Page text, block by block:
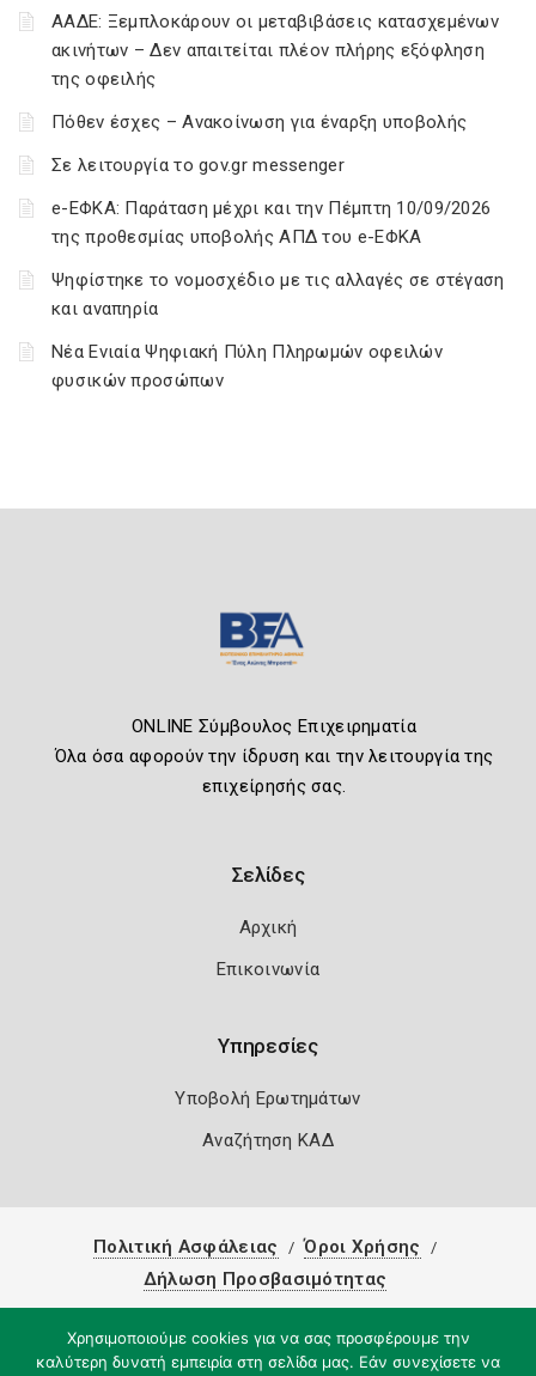
ΑΑΔΕ: Ξεμπλοκάρουν οι μεταβιβάσεις κατασχεμένων
ακινήτων – Δεν απαιτείται πλέον πλήρης εξόφληση
της οφειλής
Πόθεν έσχες – Ανακοίνωση για έναρξη υποβολής
Σε λειτουργία το gov.gr messenger
e-ΕΦΚΑ: Παράταση μέχρι και την Πέμπτη 10/09/2026
της προθεσμίας υποβολής ΑΠΔ του e-ΕΦΚΑ
Ψηφίστηκε το νομοσχέδιο με τις αλλαγές σε στέγαση
και αναπηρία
Νέα Ενιαία Ψηφιακή Πύλη Πληρωμών οφειλών
φυσικών προσώπων
ONLINE Σύμβουλος Επιχειρηματία
Όλα όσα αφορούν την ίδρυση και την λειτουργία της
επιχείρησής σας.
Σελίδες
Αρχική
Επικοινωνία
Υπηρεσίες
Υποβολή Ερωτημάτων
Αναζήτηση ΚΑΔ
Πολιτική Ασφάλειας
Όροι Χρήσης
Δήλωση Προσβασιμότητας
Χρησιμοποιούμε cookies για να σας προσφέρουμε την
καλύτερη δυνατή εμπειρία στη σελίδα μας. Εάν συνεχίσετε να